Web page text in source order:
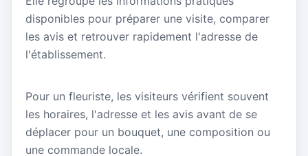
disponibles pour préparer une visite, comparer
les avis et retrouver rapidement l'adresse de
l'établissement.
Pour un fleuriste, les visiteurs vérifient souvent
les horaires, l'adresse et les avis avant de se
déplacer pour un bouquet, une composition ou
une commande locale.